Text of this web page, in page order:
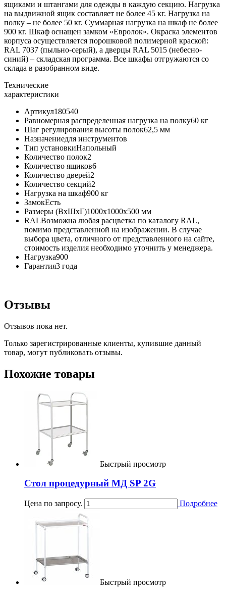
ящиками и штангами для одежды в каждую секцию. Нагрузка
на выдвижной ящик составляет не более 45 кг. Нагрузка на
полку – не более 50 кг. Суммарная нагрузка на шкаф не более
900 кг. Шкаф оснащен замком «Евролок». Окраска элементов
корпуса осуществляется порошковой полимерной краской:
RAL 7037 (пыльно-серый), а дверцы RAL 5015 (небесно-
синий) – складская программа. Все шкафы отгружаются со
склада в разобранном виде.
Технические
характеристики
Артикул180540
Равномерная распределенная нагрузка на полку60 кг
Шаг регулирования высоты полок62,5 мм
Назначениедля инструментов
Тип установкиНапольный
Количество полок2
Количество ящиков6
Количество дверей2
Количество секций2
Нагрузка на шкаф900 кг
ЗамокЕсть
Размеры (ВхШхГ)1000x1000x500 мм
RALВозможна любая расцветка по каталогу RAL,
помимо представленной на изображении. В случае
выбора цвета, отличного от представленного на сайте,
стоимость изделия необходимо уточнить у менеджера.
Нагрузка900
Гарантия3 года
Отзывы
Отзывов пока нет.
Только зарегистрированные клиенты, купившие данный
товар, могут публиковать отзывы.
Похожие товары
Быстрый просмотр
Стол процедурный МД SP 2G
Цена по запросу. Подробнее
Быстрый просмотр